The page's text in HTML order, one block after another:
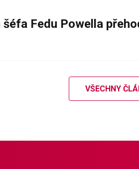
Fedu Powella
VŠECHNY